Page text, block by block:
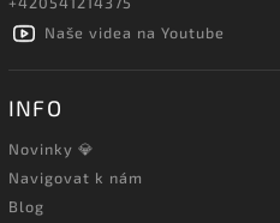
Naše videa na Youtube
INFO
Novinky 💎
Navigovat k nám
Blog